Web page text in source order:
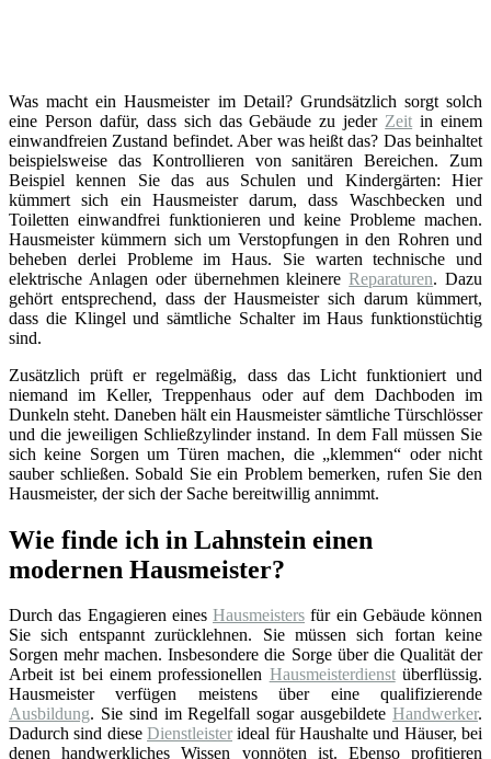
Was macht ein Hausmeister im Detail? Grundsätzlich sorgt solch
eine Person dafür, dass sich das Gebäude zu jeder Zeit in einem
einwandfreien Zustand befindet. Aber was heißt das? Das beinhaltet
beispielsweise das Kontrollieren von sanitären Bereichen. Zum
Beispiel kennen Sie das aus Schulen und Kindergärten: Hier
kümmert sich ein Hausmeister darum, dass Waschbecken und
Toiletten einwandfrei funktionieren und keine Probleme machen.
Hausmeister kümmern sich um Verstopfungen in den Rohren und
beheben derlei Probleme im Haus. Sie warten technische und
elektrische Anlagen oder übernehmen kleinereReparaturen. Dazu
gehört entsprechend, dass der Hausmeister sich darum kümmert,
dass die Klingel und sämtliche Schalter im Haus funktionstüchtig
sind.
Zusätzlich prüft er regelmäßig, dass das Licht funktioniert und
niemand im Keller, Treppenhaus oder auf dem Dachboden im
Dunkeln steht. Daneben hält ein Hausmeister sämtliche Türschlösser
und die jeweiligen Schließzylinder instand. In dem Fall müssen Sie
sich keine Sorgen um Türen machen, die „klemmen“ oder nicht
sauber schließen. Sobald Sie ein Problem bemerken, rufen Sie den
Hausmeister, der sich der Sache bereitwillig annimmt.
Wie finde ich in Lahnstein einen
modernen Hausmeister?
Durch das Engagieren eines Hausmeisters für ein Gebäude können
Sie sich entspannt zurücklehnen. Sie müssen sich fortan keine
Sorgen mehr machen. Insbesondere die Sorge über die Qualität der
Arbeit ist bei einem professionellen Hausmeisterdienstüberflüssig.
Hausmeister verfügen meistens über eine qualifizierende
Ausbildung. Sie sind im Regelfall sogar ausgebildete Handwerker.
Dadurch sind diese Dienstleister ideal für Haushalte und Häuser, bei
denen handwerkliches Wissen vonnöten ist. Ebenso profitieren